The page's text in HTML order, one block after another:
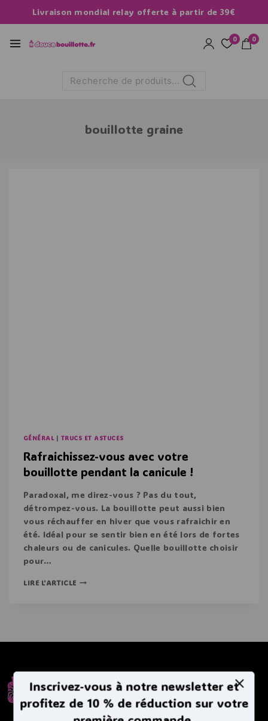
Livraison mondial relay offerte à partir de 39€
0 0
Recherche
bouillotte graine
GÉNÉRAL| TRUCS ET ASTUCES
Rafraichissez-vous avec votre
bouillotte pendant la canicule !
Paradoxal, me direz-vous ? Pas du tout,
détrompez-vous. La bouillotte peut aussi bien
vous réchauffer en hiver que vous rafraichir en
été. Idéal pour se sentir bien en été lors de fortes
chaleurs ou de canicules. Quelle bouillotte choisir
pour…
LIRE L'ARTICLE
Inscrivez-vous à notre newsletter et
profitez de 10 % de réduction sur votre